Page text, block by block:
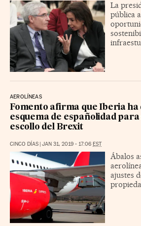
La
pública
AEROLÍNEAS
Fomento afirma que Iberia ha
esquema de españolidad
escollo del Brexit
CINCO DÍAS JAN 31, 2019 - 17:06 EST
Ábalos
ajustes